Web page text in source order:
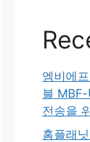
엠비에
블
전송을
홈플래